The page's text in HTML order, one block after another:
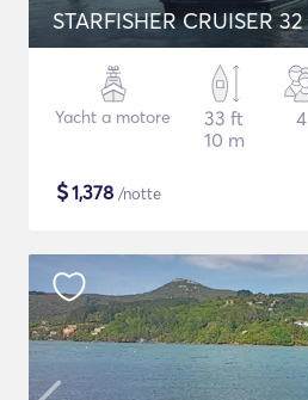
STARFISHER CRUISER 32
Yacht a motore
33 ft
10 m
4
$1,378 /notte